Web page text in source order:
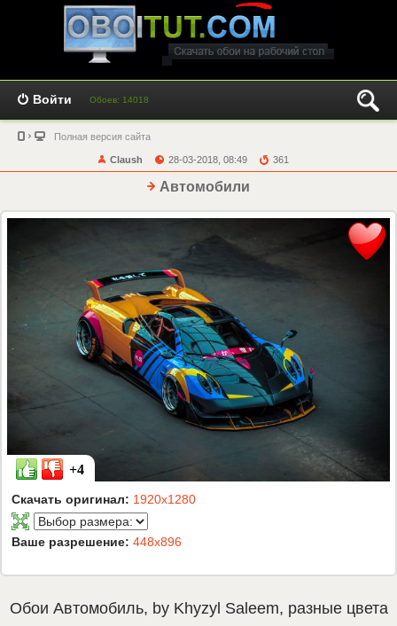
Войти Обоев: 14018
Полная версия сайта
Claush 28-03-2018, 08:49 361
Автомобили
+4
Скачать оригинал: 1920x1280
Ваше разрешение: 448x896
Обои Автомобиль, by Khyzyl Saleem, разные цвета